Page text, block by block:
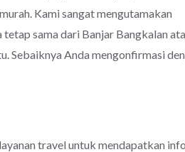
Kami sangat mengutamakan
sama dari Banjar Bangkalan
Sebaiknya Anda mengonfirmasi
travel untuk mendapatkan